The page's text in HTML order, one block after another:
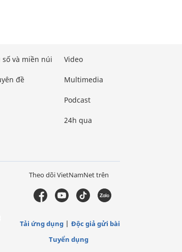
và miền núi
đề
Video
Multimedia
Podcast
24h qua
Theo dõi VietNamNet trên
Tải ứng dụng
Độc giả gửi bài
Tuyển dụng